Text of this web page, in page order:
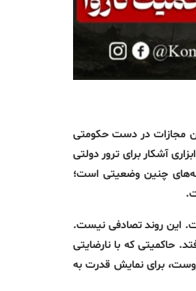
مجازات در دست حکومتی
آشکار برای ترور دولتی
چنین وضعیتی است؛
.
. این روند تصادفی نیست.
. حاکمیتی که با نارضایتی
برای نمایش قدرت به